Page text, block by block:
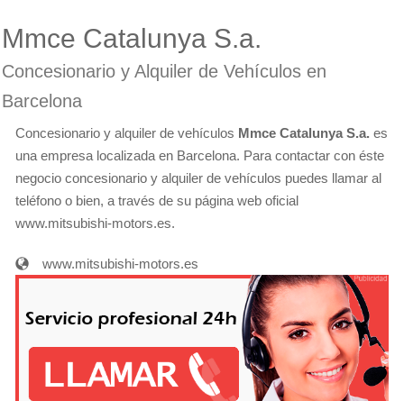
Mmce Catalunya S.a.
Concesionario y Alquiler de Vehículos en
Barcelona
Concesionario y alquiler de vehículos Mmce Catalunya S.a. es
una empresa localizada en Barcelona. Para contactar con éste
negocio concesionario y alquiler de vehículos puedes llamar al
teléfono o bien, a través de su página web oficial
www.mitsubishi-motors.es.
www.mitsubishi-motors.es